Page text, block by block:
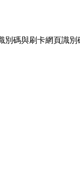
碼與刷卡網頁識